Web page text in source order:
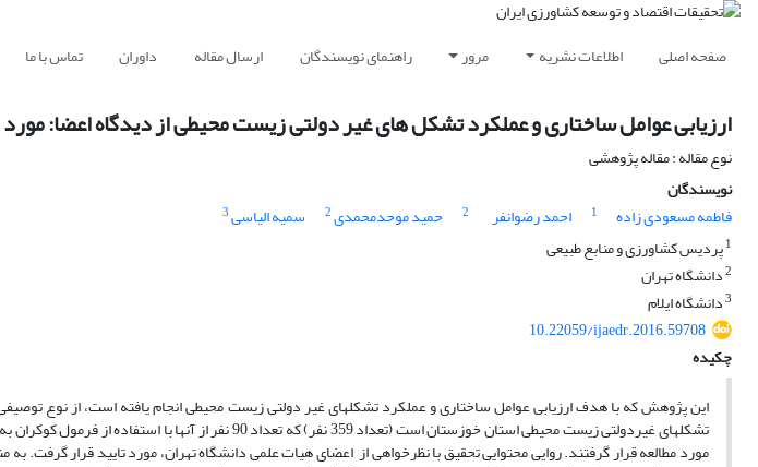
صفحه اصلی اطلاعات نشریه مرور راهنمای نویسندگان ارسال مقاله داوران تماس با ما
ارزیابی عوامل ساختاری و عملکرد تشکل های غیر دولتی زیست محیطی از دیدگاه اعضا:
نوع مقاله : مقاله پژوهشی
نویسندگان
فاطمه مسعودی زاده
1 احمد رضوانفر 2 حمید موحدمحمدی2 سمیه الیاسی3
1پردیس کشاورزی و منابع طبیعی
2دانشگاه تهران
3دانشگاه ایلام
10.22059/ijaedr.2016.59708
چکیده
این پژوهش که با هدف ارزیابی عوامل ساختاری و عملکرد تشکل­های غیر دولتی زیست محیطی انجام یافته است، از نوع
تشکل­های غیردولتی زیست محیطی استان خوزستان است (تعداد 359 نفر) که
مورد مطالعه قرار گرفتند. روایی محتوایی تحقیق با نظرخواهی از اعضای هیات علمی دانشگاه تهران، مورد تایید قرار گرفت. به